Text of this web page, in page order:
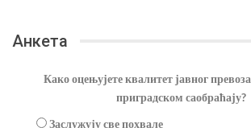
Анкета
Како оцењујете квалитет јавног
приградском саобраћају?
Заслужују све похвале